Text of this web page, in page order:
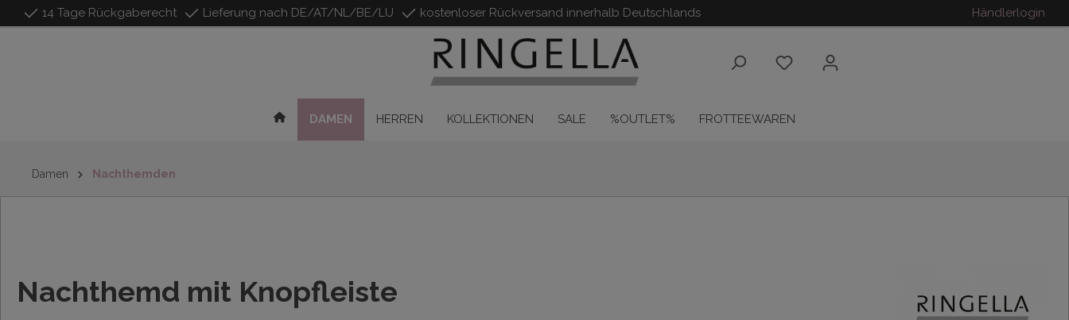
springen
14 Tage Rückgaberecht Lieferung nach DE/AT/NL/BE/LU kostenloser Rückversand innerhalb Deutschlands Händlerlogin
DAMEN HERREN KOLLEKTIONEN SALE %OUTLET% FROTTEEWAREN
Damen Nachthemden
Nachthemd mit Knopfleiste